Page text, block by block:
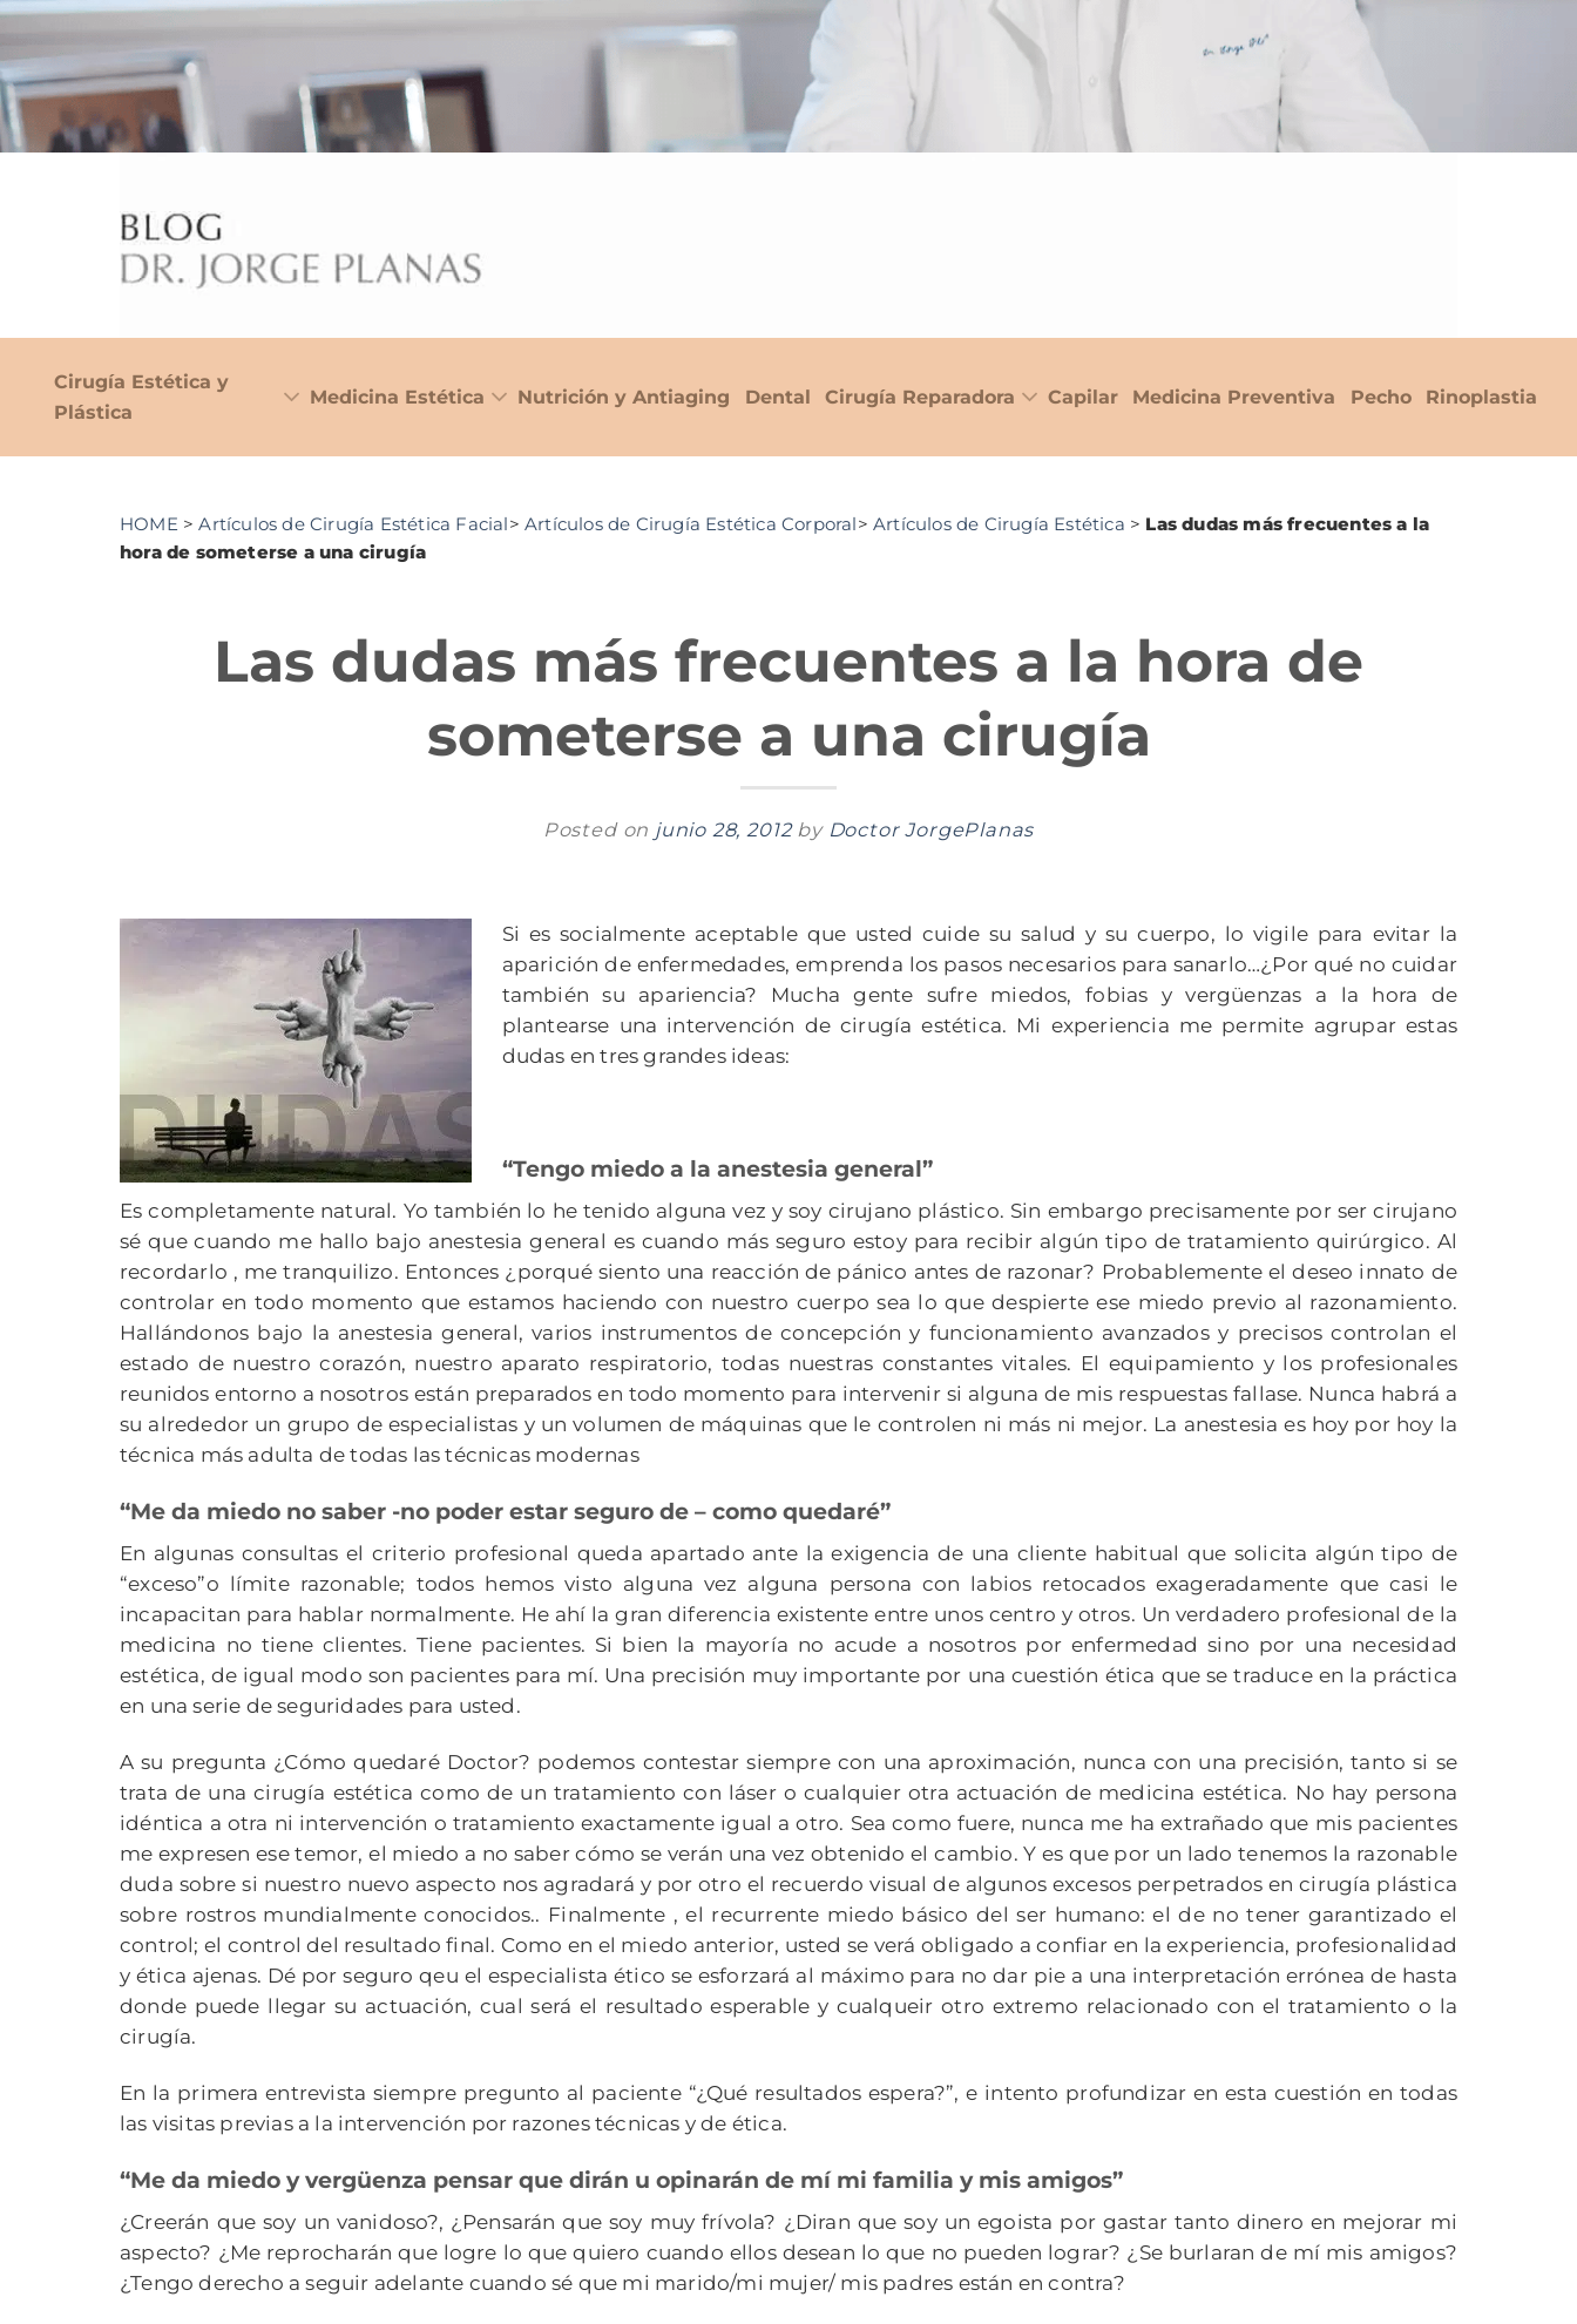
Cirugía Estética y
Plástica
Medicina Estética Nutrición y Antiaging Dental Cirugía Reparadora Capilar Medicina Preventiva Pecho Rinoplastia
HOME>Artículos de Cirugía Estética Facial>Artículos de Cirugía Estética Corporal>Artículos de Cirugía Estética > Las dudas más frecuentes a la
hora de someterse a una cirugía
Las dudas más frecuentes a la hora de
someterse a una cirugía
Posted on junio 28, 2012 by Doctor JorgePlanas
Si es socialmente aceptable que usted cuide su salud y su cuerpo, lo vigile para evitar la
aparición de enfermedades, emprenda los pasos necesarios para sanarlo…¿Por qué no cuidar
también su apariencia? Mucha gente sufre miedos, fobias y vergüenzas a la hora de
plantearse una intervención de cirugía estética. Mi experiencia me permite agrupar estas
dudas en tres grandes ideas:
“Tengo miedo a la anestesia general”
Es completamente natural. Yo también lo he tenido alguna vez y soy cirujano plástico. Sin embargo precisamente por ser cirujano
sé que cuando me hallo bajo anestesia general es cuando más seguro estoy para recibir algún tipo de tratamiento quirúrgico. Al
recordarlo , me tranquilizo. Entonces ¿porqué siento una reacción de pánico antes de razonar? Probablemente el deseo innato de
controlar en todo momento que estamos haciendo con nuestro cuerpo sea lo que despierte ese miedo previo al razonamiento.
Hallándonos bajo la anestesia general, varios instrumentos de concepción y funcionamiento avanzados y precisos controlan el
estado de nuestro corazón, nuestro aparato respiratorio, todas nuestras constantes vitales. El equipamiento y los profesionales
reunidos entorno a nosotros están preparados en todo momento para intervenir si alguna de mis respuestas fallase. Nunca habrá a
su alrededor un grupo de especialistas y un volumen de máquinas que le controlen ni más ni mejor. La anestesia es hoy por hoy la
técnica más adulta de todas las técnicas modernas
“Me da miedo no saber -no poder estar seguro de – como quedaré”
En algunas consultas el criterio profesional queda apartado ante la exigencia de una cliente habitual que solicita algún tipo de
“exceso”o límite razonable; todos hemos visto alguna vez alguna persona con labios retocados exageradamente que casi le
incapacitan para hablar normalmente. He ahí la gran diferencia existente entre unos centro y otros. Un verdadero profesional de la
medicina no tiene clientes. Tiene pacientes. Si bien la mayoría no acude a nosotros por enfermedad sino por una necesidad
estética, de igual modo son pacientes para mí. Una precisión muy importante por una cuestión ética que se traduce en la práctica
en una serie de seguridades para usted.
A su pregunta ¿Cómo quedaré Doctor? podemos contestar siempre con una aproximación, nunca con una precisión, tanto si se
trata de una cirugía estética como de un tratamiento con láser o cualquier otra actuación de medicina estética. No hay persona
idéntica a otra ni intervención o tratamiento exactamente igual a otro. Sea como fuere, nunca me ha extrañado que mis pacientes
me expresen ese temor, el miedo a no saber cómo se verán una vez obtenido el cambio. Y es que por un lado tenemos la razonable
duda sobre si nuestro nuevo aspecto nos agradará y por otro el recuerdo visual de algunos excesos perpetrados en cirugía plástica
sobre rostros mundialmente conocidos.. Finalmente , el recurrente miedo básico del ser humano: el de no tener garantizado el
control; el control del resultado final. Como en el miedo anterior, usted se verá obligado a confiar en la experiencia, profesionalidad
y ética ajenas. Dé por seguro qeu el especialista ético se esforzará al máximo para no dar pie a una interpretación errónea de hasta
donde puede llegar su actuación, cual será el resultado esperable y cualqueir otro extremo relacionado con el tratamiento o la
cirugía.
En la primera entrevista siempre pregunto al paciente “¿Qué resultados espera?”, e intento profundizar en esta cuestión en todas
las visitas previas a la intervención por razones técnicas y de ética.
“Me da miedo y vergüenza pensar que dirán u opinarán de mí mi familia y mis amigos”
¿Creerán que soy un vanidoso?, ¿Pensarán que soy muy frívola? ¿Diran que soy un egoista por gastar tanto dinero en mejorar mi
aspecto? ¿Me reprocharán que logre lo que quiero cuando ellos desean lo que no pueden lograr? ¿Se burlaran de mí mis amigos?
¿Tengo derecho a seguir adelante cuando sé que mi marido/mi mujer/ mis padres están en contra?